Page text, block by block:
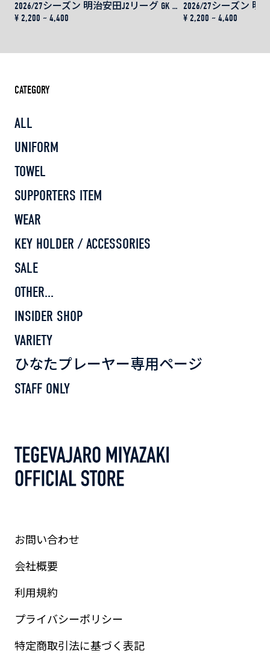
2026/27シーズン 明治安田J2リーグ GK レプリカユニフォーム用 ネーム＆ナンバー
¥ 2,200 ~ 4,400
¥ 2,200 ~ 4,400
CATEGORY
ALL
UNIFORM
TOWEL
SUPPORTERS ITEM
WEAR
KEY HOLDER / ACCESSORIES
SALE
OTHER...
INSIDER SHOP
VARIETY
ひなたプレーヤー専用ページ
STAFF ONLY
お問い合わせ
会社概要
利用規約
プライバシーポリシー
特定商取引法に基づく表記